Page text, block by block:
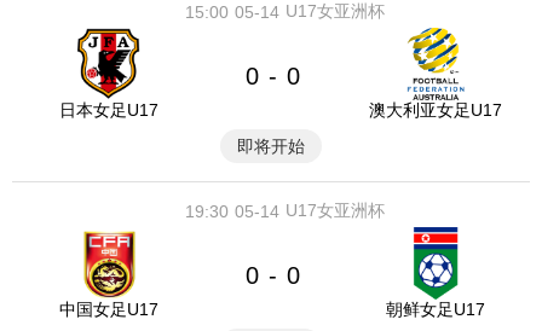
05-14
15:00 U17女亚洲杯
日本女足U17
0 - 0
澳大利亚女足U17
即将开始
05-14
19:30 U17女亚洲杯
中国女足U17
0 - 0
朝鲜女足U17